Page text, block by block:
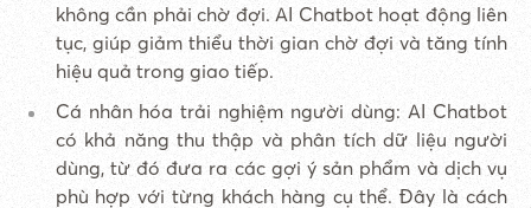
không cần phải chờ đợi. AI Chatbot hoạt động liên
tục, giúp giảm thiểu thời gian chờ đợi và tăng tính
hiệu quả trong giao tiếp.
Cá nhân hóa trải nghiệm người dùng: AI Chatbot
có khả năng thu thập và phân tích dữ liệu người
dùng, từ đó đưa ra các gợi ý sản phẩm và dịch vụ
phù hợp với từng khách hàng cụ thể. Đây là cách